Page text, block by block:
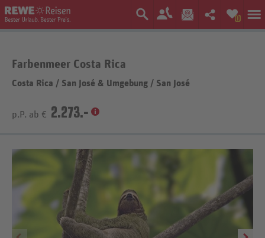
0
Farbenmeer Costa Rica
Costa Rica / San José & Umgebung / San José
p.P. ab € 2.273.-